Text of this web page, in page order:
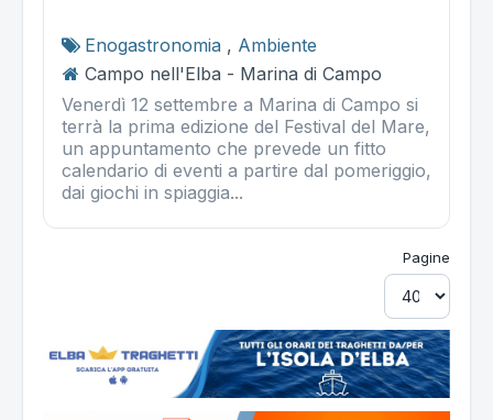
Enogastronomia , Ambiente
Campo nell'Elba - Marina di Campo
Venerdì 12 settembre a Marina di Campo si
terrà la prima edizione del Festival del Mare,
un appuntamento che prevede un fitto
calendario di eventi a partire dal pomeriggio,
dai giochi in spiaggia...
Pagine